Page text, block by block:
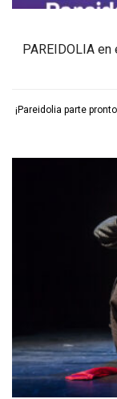
PAREIDOLIA
¡Pareidolia parte